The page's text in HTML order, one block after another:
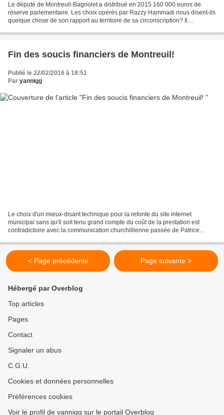
Le député de Montreuil-Bagnolet a distribué en 2015 160 000 euros de
réserve parlementaire. Les choix opérés par Razzy Hammadi nous disent-ils
quelque chose de son rapport au territoire de sa circonscription? Il
Fin des soucis financiers de Montreuil!
Publié le 22/02/2016 à 18:51
Par yannigg
Le choix d'un mieux-disant technique pour la refonte du site internet
municipal sans qu'il soit tenu grand compte du coût de la prestation est
contradictoire avec la communication churchillienne passée de Patrice
< Page précédente Page suivante >
Hébergé par Overblog
Top articles
Pages
Contact
Signaler un abus
C.G.U.
Cookies et données personnelles
Préférences cookies
Voir le profil de yannigg sur le portail Overblog